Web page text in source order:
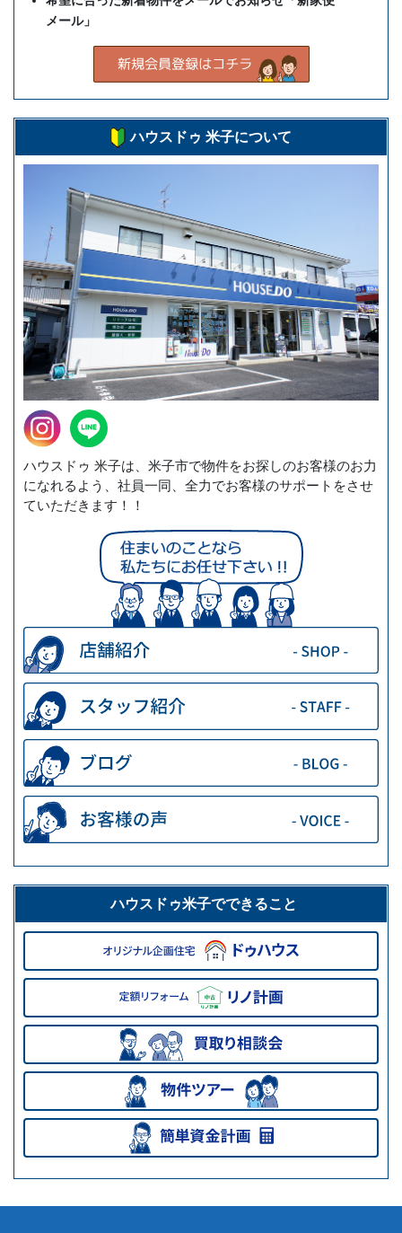
メール」
ハウスドゥ 米子について
ハウスドゥ 米子は、米子市で物件をお探しのお客様のお力
になれるよう、社員一同、全力でお客様のサポートをさせ
ていただきます！！
ハウスドゥ米子でできること